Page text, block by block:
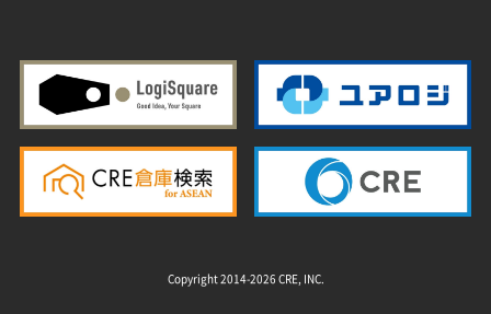
Copyright 2014-2026 CRE, INC.